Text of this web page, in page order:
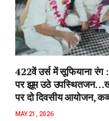
422वें उर्स में सूफियाना
पर झूम उठे
पर दो दिवसीय आयोजन,
MAY 21, 2026